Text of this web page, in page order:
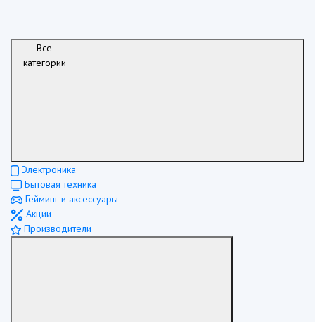
Все
категории
Электроника
Бытовая техника
Гейминг и аксессуары
Акции
Производители